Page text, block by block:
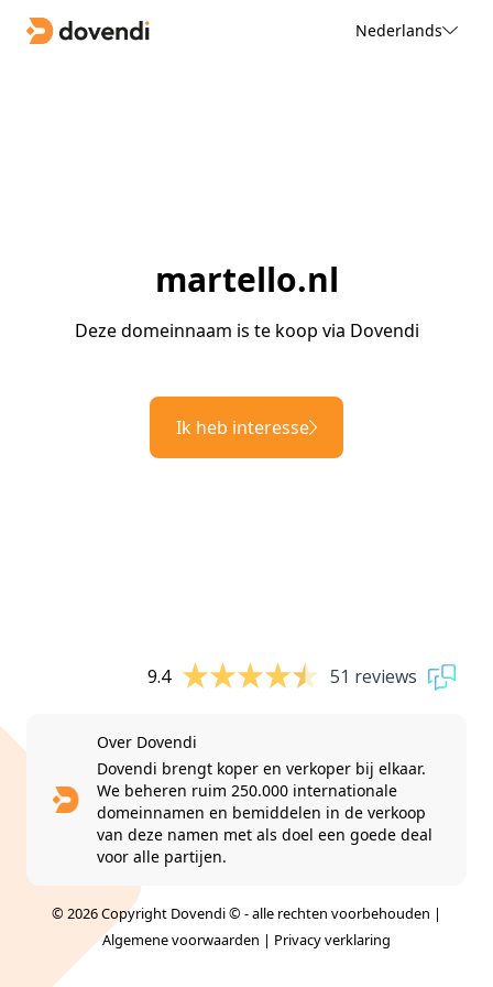
Nederlands
martello.nl
Deze domeinnaam is te koop via Dovendi
Ik heb interesse
9.4 51 reviews
Over Dovendi
Dovendi brengt koper en verkoper bij elkaar.
We beheren ruim 250.000 internationale
domeinnamen en bemiddelen in de verkoop
van deze namen met als doel een goede deal
voor alle partijen.
© 2026 Copyright Dovendi © - alle rechten voorbehouden |
Algemene voorwaarden | Privacy verklaring